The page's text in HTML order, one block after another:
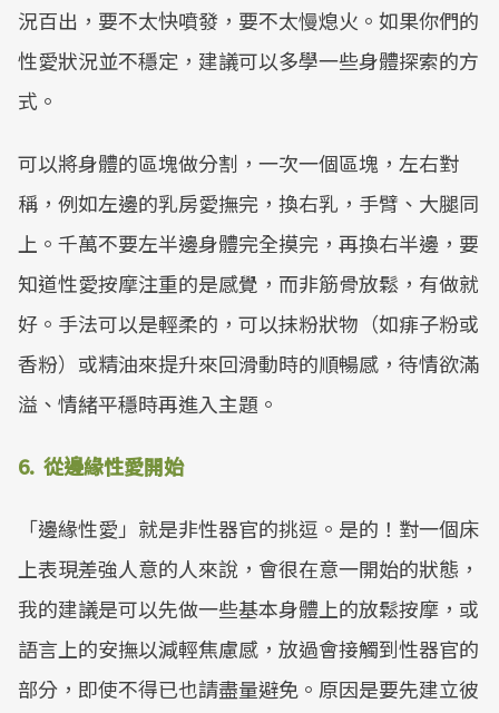
況百出，要不太快噴發，要不太慢熄火。如果你們的
性愛狀況並不穩定，建議可以多學一些身體探索的方
式。
可以將身體的區塊做分割，一次一個區塊，左右對
稱，例如左邊的乳房愛撫完，換右乳，手臂、大腿同
上。千萬不要左半邊身體完全摸完，再換右半邊，要
知道性愛按摩注重的是感覺，而非筋骨放鬆，有做就
好。手法可以是輕柔的，可以抹粉狀物（如痱子粉或
香粉）或精油來提升來回滑動時的順暢感，待情欲滿
溢、情緒平穩時再進入主題。
6. 從邊緣性愛開始
「邊緣性愛」就是非性器官的挑逗。是的！對一個床
上表現差強人意的人來說，會很在意一開始的狀態，
我的建議是可以先做一些基本身體上的放鬆按摩，或
語言上的安撫以減輕焦慮感，放過會接觸到性器官的
部分，即使不得已也請盡量避免。原因是要先建立彼